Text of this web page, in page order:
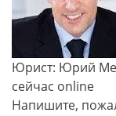
Юрист: Юрий
сейчас online
Напишите,